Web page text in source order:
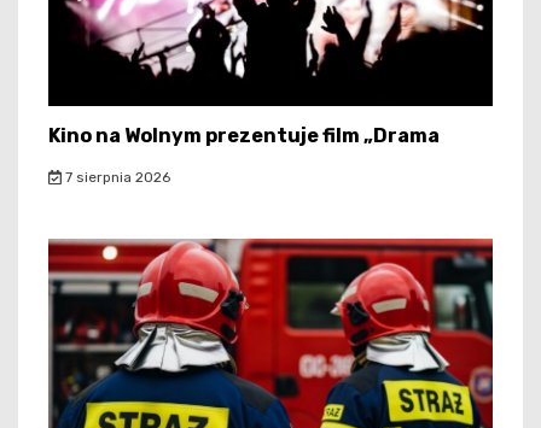
Kino na Wolnym prezentuje film „Drama
7 sierpnia 2026